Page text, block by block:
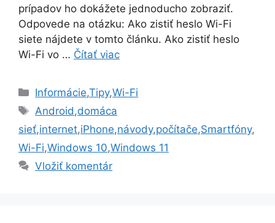
prípadov ho dokážete jednoducho zobraziť.
Odpovede na otázku: Ako zistiť heslo Wi-Fi
siete nájdete v tomto článku. Ako zistiť heslo
Wi-Fi vo … Čítať viac
Kategórie
Informácie,Tipy,Wi-Fi
Značky
Android ,domáca
sieť,internet,iPhone,návody,počítače,Smartfóny,
Wi-Fi,Windows 10,Windows 11
Vložiť komentár